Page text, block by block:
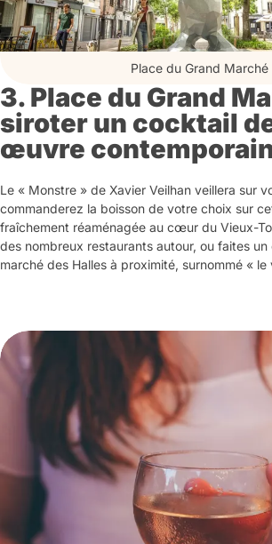
Place du Grand Marché
3. Place du Grand
siroter un cocktail
œuvre
Le « Monstre » de Xavier Veilhan veillera sur
commanderez la boisson de votre choix sur
fraîchement réaménagée au cœur du Vieux-
des nombreux restaurants autour, ou faites
marché des Halles à proximité, surnommé « le